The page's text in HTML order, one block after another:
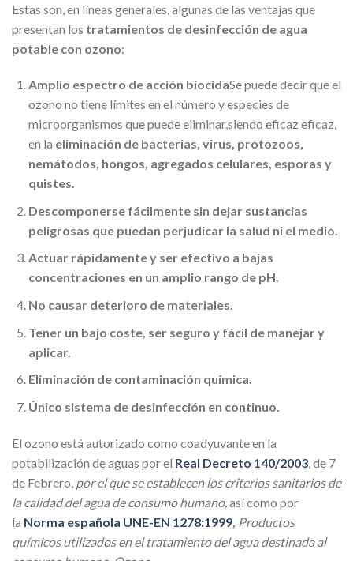
Estas son, en líneas generales, algunas de las ventajas que
presentan los tratamientos de desinfección de agua
potable con ozono:
Amplio espectro de acción biocidaSe puede decir que el
ozono no tiene límites en el número y especies de
microorganismos que puede eliminar,siendo eficaz eficaz,
en la eliminación de bacterias, virus, protozoos,
nemátodos, hongos, agregados celulares, esporas y
quistes.
Descomponerse fácilmente sin dejar sustancias
peligrosas que puedan perjudicar la salud ni el medio.
Actuar rápidamente y ser efectivo a bajas
concentraciones en un amplio rango de pH.
No causar deterioro de materiales.
Tener un bajo coste, ser seguro y fácil de manejar y
aplicar.
Eliminación de contaminación química.
Único sistema de desinfección en continuo.
El ozono está autorizado como coadyuvante en la
potabilización de aguas por el Real Decreto 140/2003 , de 7
de Febrero, por el que se establecen los criterios sanitarios de
la calidad del agua de consumo humano, así como por
la Norma española UNE-EN 1278:1999 Productos
químicos utilizados en el tratamiento del agua destinada al